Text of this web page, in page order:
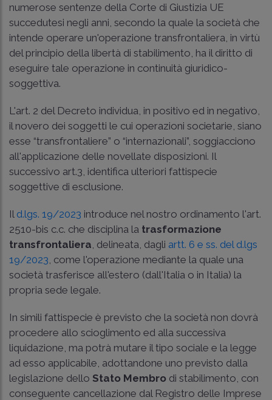
numerose sentenze della Corte di Giustizia UE
succedutesi negli anni, secondo la quale la società che
intende operare un'operazione transfrontaliera, in virtù
del principio della libertà di stabilimento, ha il diritto di
eseguire tale operazione in continuità giuridico-
soggettiva.
L'art. 2 del Decreto individua, in positivo ed in negativo,
il novero dei soggetti le cui operazioni societarie, siano
esse “transfrontaliere” o “internazionali”, soggiacciono
all'applicazione delle novellate disposizioni. Il
successivo art.3, identifica ulteriori fattispecie
soggettive di esclusione.
Il d.lgs. 19/2023 introduce nel nostro ordinamento l'art.
2510-bis c.c. che disciplina la trasformazione
transfrontaliera , delineata, dagli artt. 6 e ss. del d.lgs
19/2023 , come l'operazione mediante la quale una
società trasferisce all'estero (dall'Italia o in Italia) la
propria sede legale.
In simili fattispecie è previsto che la società non dovrà
procedere allo scioglimento ed alla successiva
liquidazione, ma potrà mutare il tipo sociale e la legge
ad esso applicabile, adottandone uno previsto dalla
legislazione dello Stato Membro di stabilimento, con
conseguente cancellazione dal Registro delle Imprese